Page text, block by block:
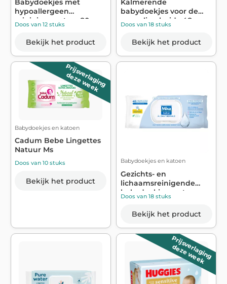
hypoallergeen
reinigingswater x80 -
MIXA
Doos van 12 stuks
Bekijk het product
babydoekjes voor de
gevoelige huid x48 -
MIXA
Doos van 18 stuks
Bekijk het product
Prijsverlaging
deze week
Babydoekjes en katoen
Cadum Bebe Lingettes
Natuur Ms
Doos van 10 stuks
Bekijk het product
Babydoekjes en katoen
Gezichts- en
lichaamsreinigende
babydoekjes met
hypoa...
Doos van 18 stuks
Bekijk het product
Prijsverlaging
deze week